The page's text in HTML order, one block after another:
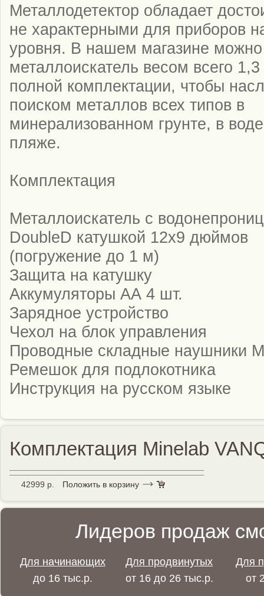
Металлодетектор обладает
не характерными для приборов
уровня. В нашем магазине можно
металлоискатель весом всего 1,3
полной комплектации, чтобы
поиском металлов всех типов в
минерализованном грунте, в
пляже.
Комплектация
Металлоискатель с
DoubleD катушкой 12x9 дюймов
(погружение до 1 м)
Защита на катушку
Аккумуляторы АА 4 шт.
Зарядное устройство
Чехол на блок управления
Проводные складные наушники
Ремешок для подлокотника
Инструкция на русском языке
Комплектация Minelab
42999 р. Положить в корзину
Лидеров продаж
Для начинающих
до 16 тыс.р.
Для продвинутых
от 16 до 26 тыс.р.
Для
от